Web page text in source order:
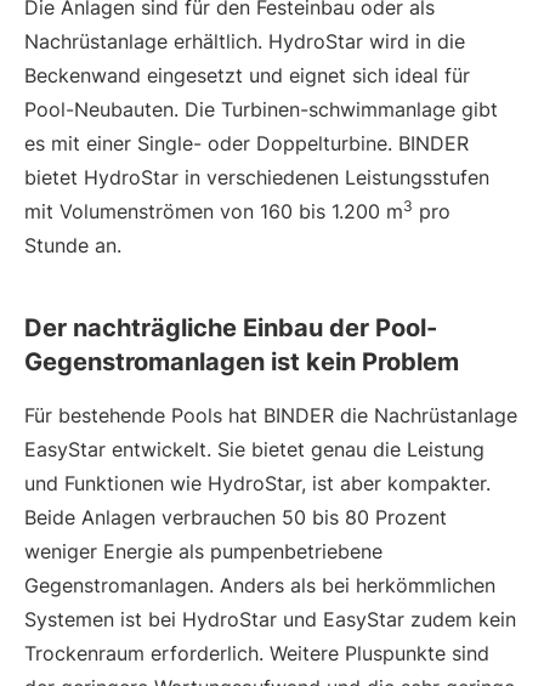
Die Anlagen sind für den Festeinbau oder als
Nachrüstanlage erhältlich. HydroStar wird in die
Beckenwand eingesetzt und eignet sich ideal für
Pool-Neubauten. Die Turbinen-schwimmanlage gibt
es mit einer Single- oder Doppelturbine. BINDER
bietet HydroStar in verschiedenen Leistungsstufen
mit Volumenströmen von 160 bis 1.200 m3 pro
Stunde an.
Der nachträgliche Einbau der Pool-
Gegenstromanlagen ist kein Problem
Für bestehende Pools hat BINDER die Nachrüstanlage
EasyStar entwickelt. Sie bietet genau die Leistung
und Funktionen wie HydroStar, ist aber kompakter.
Beide Anlagen verbrauchen 50 bis 80 Prozent
weniger Energie als pumpenbetriebene
Gegenstromanlagen. Anders als bei herkömmlichen
Systemen ist bei HydroStar und EasyStar zudem kein
Trockenraum erforderlich. Weitere Pluspunkte sind